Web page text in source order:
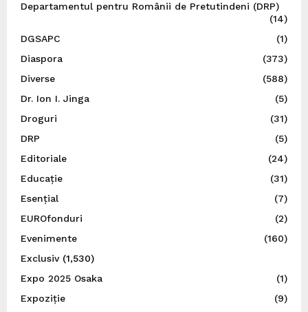
Departamentul pentru Românii de Pretutindeni (DRP)
(14)
DGSAPC
(1)
Diaspora
(373)
Diverse
(588)
Dr. Ion I. Jinga
(5)
Droguri
(31)
DRP
(5)
Editoriale
(24)
Educație
(31)
Esențial
(7)
EUROfonduri
(2)
Evenimente
(160)
Exclusiv(1,530)
Expo 2025 Osaka
(1)
Expoziție
(9)